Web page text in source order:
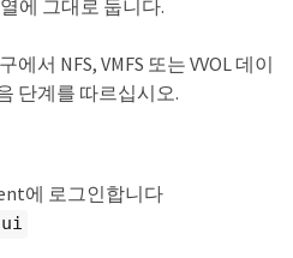
에 그대로 둡니다.
에서 NFS, VMFS 또는 VVOL 데이
단계를 따르십시오.
에 로그인합니다